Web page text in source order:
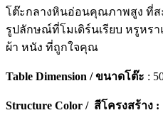
โต๊ะกลางหินอ่อนคุณภาพสูง ที่ส
รูปลักษณ์ที่โมเดิร์นเรียบ หรูหร
ผ้า หนัง ที่ถูกใจคุณ
Table Dimension / ขนาดโต๊ะ :
Structure Color / สีโครงสร้าง :